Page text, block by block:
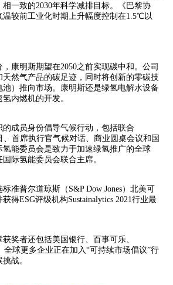
一致的2030年科学减排目标。《巴黎协
温较前工业化时期上升幅度控制在1.5℃以
康明斯期望在2050之前实现碳中和。公司
然气产品的碳足迹，同时将创新的零碳技
）推向市场。康明斯还是绿氢电解水设备
内燃机的开发。
的成员身份倡导气候行动，包括联合
、首席执行官气候对话、商业圆桌会议和国
氢能委员会是致力于加速绿氢推广的全球
际氢能委员会联合主席。
准普尔道琼斯（S&P Dow Jones）北美可
得ESG评级机构Sustainalytics 2021行业最
奖者还包括美国银行、百事可乐、
全球更多企业正在加入“可持续市场倡议”行
战。